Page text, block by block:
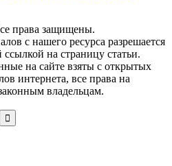
права защищены.
с нашего ресурса разрешается
на страницу статьи.
на сайте взяты с открытых
интернета, все права на
владельцам.